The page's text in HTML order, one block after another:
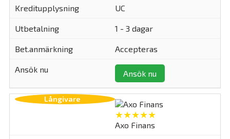
UC
1 - 3 dagar
Accepteras
Ansök nu
★★★★★
Axo Finans